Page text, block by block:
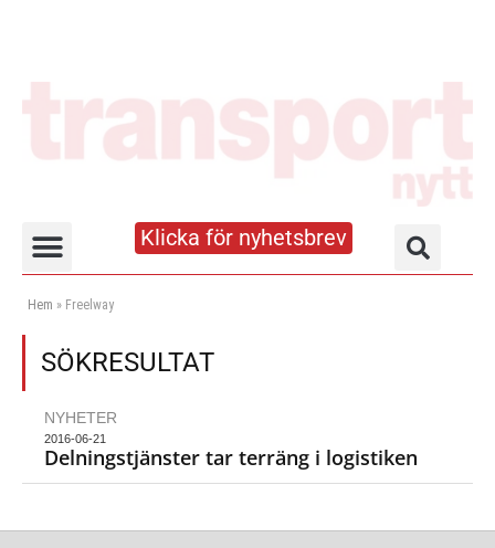
Klicka för nyhetsbrev
Hem » Freelway
SÖKRESULTAT
NYHETER
2016-06-21
Delningstjänster tar terräng i logistiken